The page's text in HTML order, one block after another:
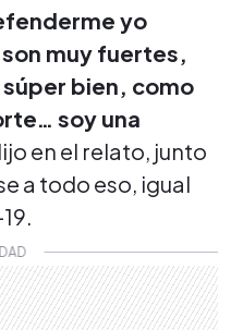
yo
muy fuertes,
bien, como
soy una
en el relato, junto
a todo eso, igual